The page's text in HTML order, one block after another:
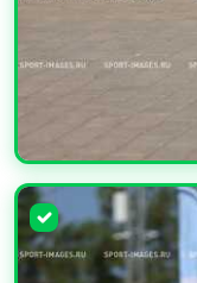
УВЕЛИЧИТЬ